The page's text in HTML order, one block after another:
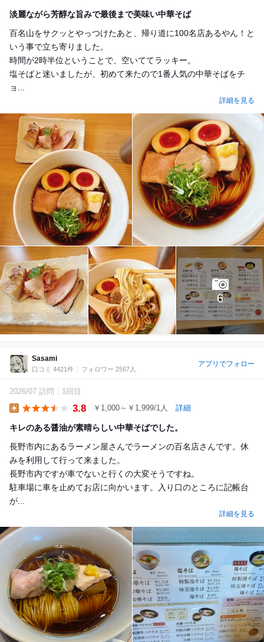
淡麗ながら芳醇な旨みで最後まで美味い中華そば
百名山をサクッとやっつけたあと、帰り道に100名店あるやん！と
いう事で立ち寄りました。
時間が2時半位ということで、空いててラッキー。
塩そばと迷いましたが、初めて来たので1番人気の中華そばをチ
ョ...
詳細を見る
6
Sasami
口コミ 4421件 フォロワー 2567人
アプリでフォロー
2026/07 訪問 1回目
3.8 ￥1,000～￥1,999/1人 詳細
キレのある醤油が素晴らしい中華そばでした。
長野市内にあるラーメン屋さんでラーメンの百名店さんです。休
みを利用して行って来ました。
長野市内ですが車でないと行くの大変そうですね。
駐車場に車を止めてお店に向かいます。入り口のところに記帳台
が...
詳細を見る